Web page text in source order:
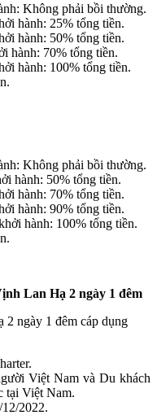
Không phải bồi thường.
hành: 25% tổng tiền.
hành: 50% tổng tiền.
hành: 70% tổng tiền.
hành: 100% tổng tiền.
Không phải bồi thường.
hành: 50% tổng tiền.
hành: 70% tổng tiền.
hành: 90% tổng tiền.
hành: 100% tổng tiền.
Lan Hạ 2 ngày 1 đêm
ngày 1 đêm cáp dụng
Việt Nam và Du khách
tại Việt Nam.
2022.